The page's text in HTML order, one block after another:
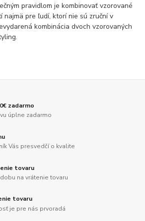
pravidlom je kombinovať vzorované
najmä pre ľudí, ktorí nie sú zruční v
kombinácia dvoch vzorovaných
zadarmo
úplne zadarmo
Vás presvedčí o kvalite
tovaru
na vrátenie tovaru
tovaru
je pre nás prvoradá